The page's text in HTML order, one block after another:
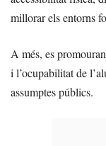
millorar els entorns
A més, es
i l’ocupabilitat de
assumptes públics.